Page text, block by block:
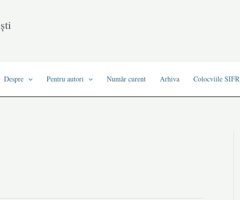
Despre Pentru autori Număr curent Arhiva Colocviile SIFR